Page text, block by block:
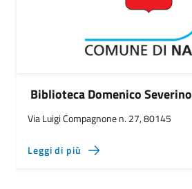
Biblioteca Domenico Severino
Via Luigi Compagnone n. 27, 80145
Leggi di più